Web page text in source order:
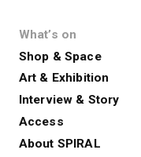
What’s on
Shop & Space
Art & Exhibition
Interview & Story
Access
About SPIRAL
Spiral